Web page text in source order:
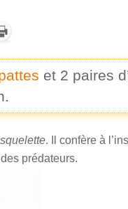
et 2 paires
. Il confère à
prédateurs.